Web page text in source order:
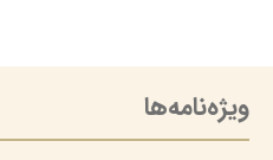
ویژه‌نامه‌ها